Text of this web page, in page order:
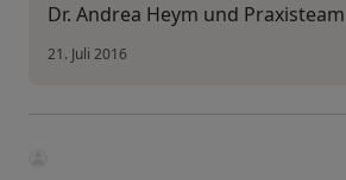
Dr. Andrea Heym und Praxisteam
21. Juli 2016